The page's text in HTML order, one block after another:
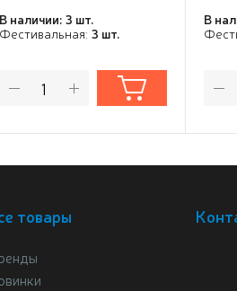
В наличии: 3 шт.
Фестивальная: 3 шт.
В
товары